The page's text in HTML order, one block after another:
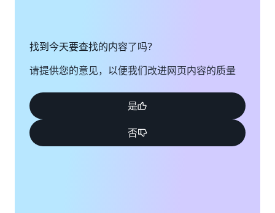
找到今天要查找的内容了吗？
请提供您的意见，以便我们改进网页内容的质量
是
否